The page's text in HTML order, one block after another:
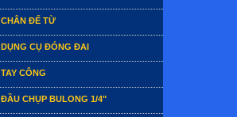
CHÂN ĐẾ TỪ
DỤNG CỤ ĐÓNG ĐAI
TAY CÔNG
ĐẦU CHỤP BULONG 1/4"